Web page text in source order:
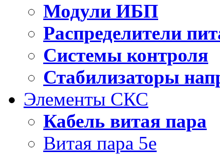
Модули ИБП
Распределители
Системы контроля
Стабилизаторы
Элементы СКС
Кабель витая пара
Витая пара 5e